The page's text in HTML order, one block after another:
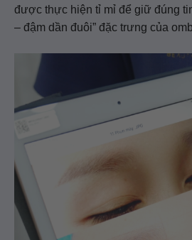
được thực hiện tỉ mỉ để giữ đúng
– đậm dần đuôi” đặc trưng của